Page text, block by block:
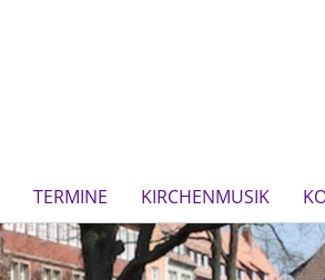
TERMINE KIRCHENMUSIK